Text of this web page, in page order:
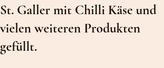
St. Galler mit Chilli Käse und
vielen weiteren Produkten
gefüllt.